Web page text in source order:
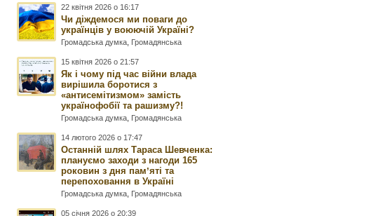
22 квітня 2026 о 16:17
Чи діждемося ми поваги до
українців у воюючій Україні?
Громадська думка Громадянська
15 квітня 2026 о 21:57
Як і чому під час війни влада
вирішила боротися з
«антисемітизмом» замість
українофобії та рашизму?!
Громадська думка Громадянська
14 лютого 2026 о 17:47
Останній шлях Тараса Шевченка:
плануємо заходи з нагоди 165
роковин з дня памʼяті та
перепоховання в Україні
Громадська думка Громадянська
05 січня 2026 о 20:39